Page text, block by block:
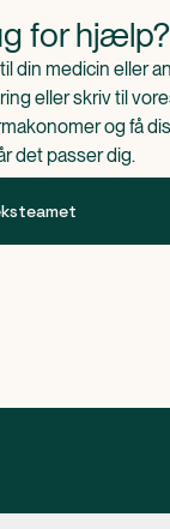
for hjælp?
din medicin eller
eller skriv til
og få
det passer dig.